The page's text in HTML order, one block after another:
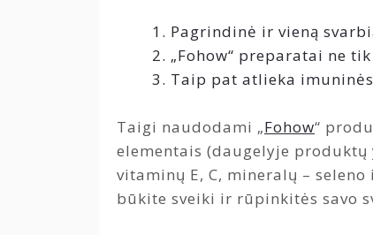
Pagrindinė ir vieną
„Fohow“ preparatai ne
Taip pat atlieka
Taigi naudodami „Fohow“
elementais (daugelyje
vitaminų E, C, mineralų –
būkite sveiki ir rūpinkitės savo